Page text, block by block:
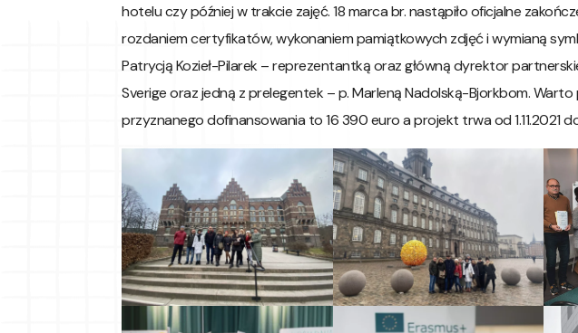
hotelu czy później w trakcie zajęć. 18 marca br. nastąpiło oficjalne
rozdaniem certyfikatów, wykonaniem pamiątkowych zdjęć i wymianą
Patrycją Kozieł-Pilarek – reprezentantką oraz główną dyrektor
Sverige oraz jedną z prelegentek – p. Marleną Nadolską-Bjorkbom.
przyznanego dofinansowania to 16 390 euro a projekt trwa od 1.11.2021 do